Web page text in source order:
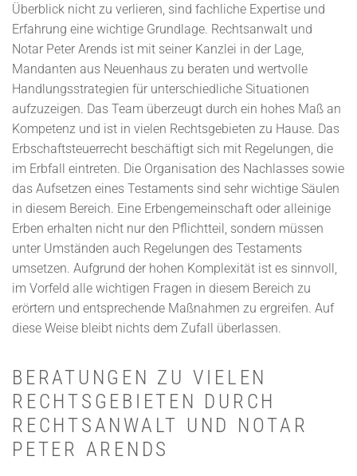
Überblick nicht zu verlieren, sind fachliche Expertise und
Erfahrung eine wichtige Grundlage. Rechtsanwalt und
Notar Peter Arends ist mit seiner Kanzlei in der Lage,
Mandanten aus Neuenhaus zu beraten und wertvolle
Handlungsstrategien für unterschiedliche Situationen
aufzuzeigen. Das Team überzeugt durch ein hohes Maß an
Kompetenz und ist in vielen Rechtsgebieten zu Hause. Das
Erbschaftsteuerrecht beschäftigt sich mit Regelungen, die
im Erbfall eintreten. Die Organisation des Nachlasses sowie
das Aufsetzen eines Testaments sind sehr wichtige Säulen
in diesem Bereich. Eine Erbengemeinschaft oder alleinige
Erben erhalten nicht nur den Pflichtteil, sondern müssen
unter Umständen auch Regelungen des Testaments
umsetzen. Aufgrund der hohen Komplexität ist es sinnvoll,
im Vorfeld alle wichtigen Fragen in diesem Bereich zu
erörtern und entsprechende Maßnahmen zu ergreifen. Auf
diese Weise bleibt nichts dem Zufall überlassen.
BERATUNGEN ZU VIELEN
RECHTSGEBIETEN DURCH
RECHTSANWALT UND NOTAR
PETER ARENDS